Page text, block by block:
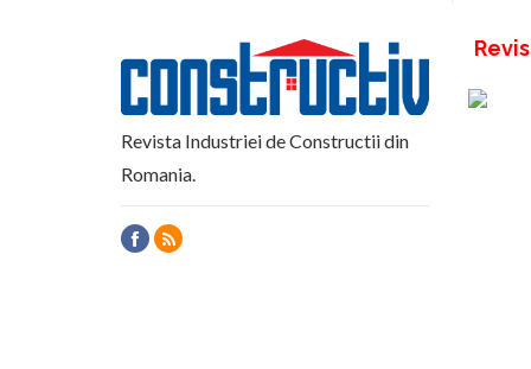
Revista Industriei de Constructii din
Romania.